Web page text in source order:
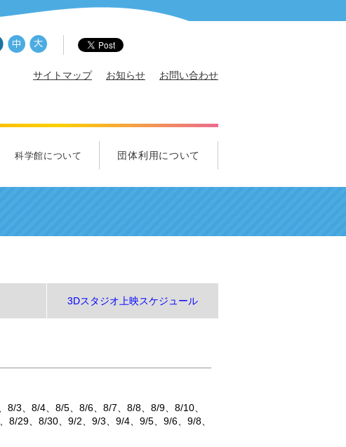
サイトマップ お知らせ お問い合わせ
科学館について 団体利用について
3Dスタジオ上映スケジュール
8/3 8/4 8/5 8/6 8/7 8/8 8/9
8/10
8/29 8/30 9/2 9/3 9/4 9/5 9/6 9/8